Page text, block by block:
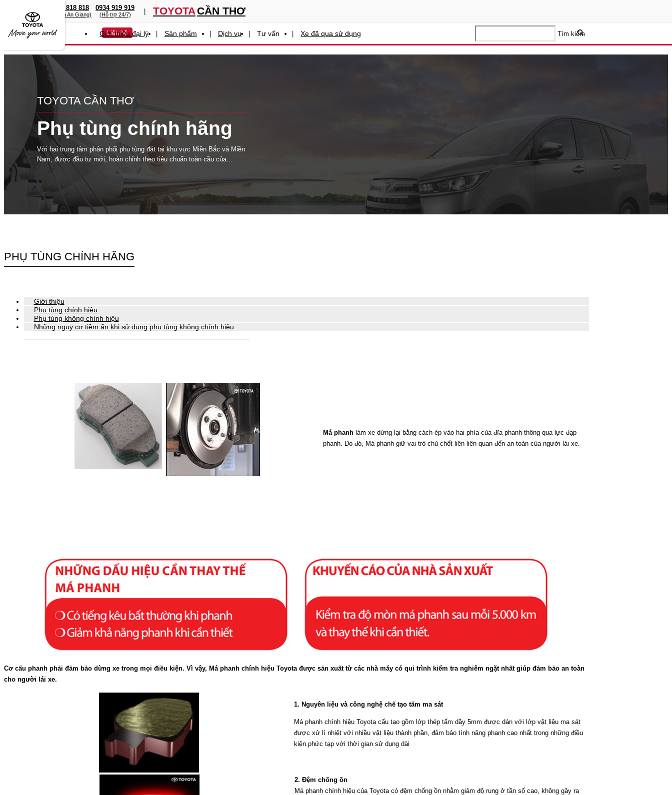
(Toyota Cần Thơ)
0767 818 818
(Toyota An Giang)
0934 919 919
(Hỗ trợ 24/7)
Liên hệ
TOYOTACẦN THƠ
Giới thiệu đại lý Sản phẩm Dịch vụ Tư vấn Xe đã qua sử dụng Tìm kiếm
TOYOTA CẦN THƠ
Phụ tùng chính hãng
Với hai trung tâm phân phối phụ tùng đặt tại khu vực Miền Bắc và Miền
Nam, được đầu tư mới, hoàn chỉnh theo tiêu chuẩn toàn cầu của
Toyota và kết nối với hệ thống cung cấp phụ tùng chính hãng từ Nhật
Bản và Thái Lan, Công ty ô tô Toyota Việt Nam có thể cung cấp phụ
tùng thay thế cho khách hàng nhanh chóng, kịp thời với chất lượng tin
cậy nhất.
PHỤ TÙNG CHÍNH HÃNG
Giới thiệu
Phụ tùng chính hiệu
Phụ tùng không chính hiệu
Những nguy cơ tiềm ẩn khi sử dụng phụ tùng không chính hiệu
Má phanh làm xe dừng lại bằng cách ép vào hai phía của đĩa phanh thông qua lực đạp
phanh. Do đó, Má phanh giữ vai trò chủ chốt liên liên quan đến an toàn của người lái xe.
Cơ cấu phanh phải đảm bảo dừng xe trong mọi điều kiện. Vì vậy, Má phanh chính hiệu Toyota được sản xuất từ các nhà máy có qui trình kiểm tra nghiêm ngặt nhất giúp đảm bảo an toàn
cho người lái xe.
1. Nguyên liệu và công nghệ chế tạo tấm ma sát
Má phanh chính hiệu Toyota cấu tạo gồm lớp thép tấm dầy 5mm được dán với lớp vật liệu ma sát
được xử lí nhiệt với nhiều vật liệu thành phần, đảm bảo tính năng phanh cao nhất trong những điều
kiện phức tạp với thời gian sử dụng dài
2. Đệm chống ồn
Má phanh chính hiệu của Toyota có đệm chống ồn nhằm giảm độ rung ở tần số cao, không gây ra